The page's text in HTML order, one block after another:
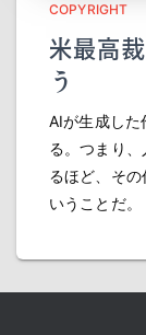
COPYRIGHT
米最高
う
AIが生成した
る。つまり
るほど、そ
いうことだ。